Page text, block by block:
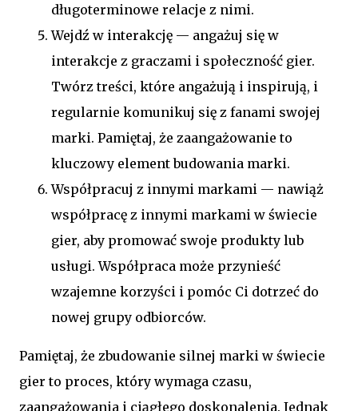
długoterminowe relacje z nimi.
Wejdź w interakcję — angażuj się w
interakcje z graczami i społeczność gier.
Twórz treści, które angażują i inspirują, i
regularnie komunikuj się z fanami swojej
marki. Pamiętaj, że zaangażowanie to
kluczowy element budowania marki.
Współpracuj z innymi markami — nawiąż
współpracę z innymi markami w świecie
gier, aby promować swoje produkty lub
usługi. Współpraca może przynieść
wzajemne korzyści i pomóc Ci dotrzeć do
nowej grupy odbiorców.
Pamiętaj, że zbudowanie silnej marki w świecie
gier to proces, który wymaga czasu,
zaangażowania i ciągłego doskonalenia. Jednak